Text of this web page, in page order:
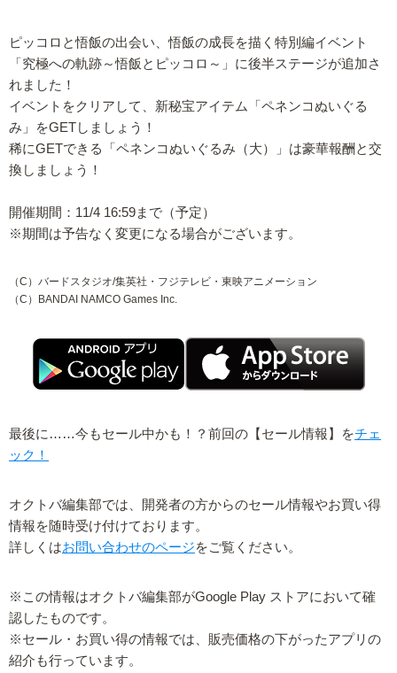
ピッコロと悟飯の出会い、悟飯の成長を描く特別編イベント
「究極への軌跡～悟飯とピッコロ～」に後半ステージが追加さ
れました！
イベントをクリアして、新秘宝アイテム「ペネンコぬいぐる
み」をGETしましょう！
稀にGETできる「ペネンコぬいぐるみ（大）」は豪華報酬と交
換しましょう！
開催期間：11/4 16:59まで（予定）
※期間は予告なく変更になる場合がございます。
（C）バードスタジオ/集英社・フジテレビ・東映アニメーション
（C）BANDAI NAMCO Games Inc.
最後に……今もセール中かも！？前回の【セール情報】をチェ
ック！
オクトバ編集部では、開発者の方からのセール情報やお買い得
情報を随時受け付けております。
詳しくはお問い合わせのページをご覧ください。
※この情報はオクトバ編集部がGoogle Play ストアにおいて確
認したものです。
※セール・お買い得の情報では、販売価格の下がったアプリの
紹介も行っています。